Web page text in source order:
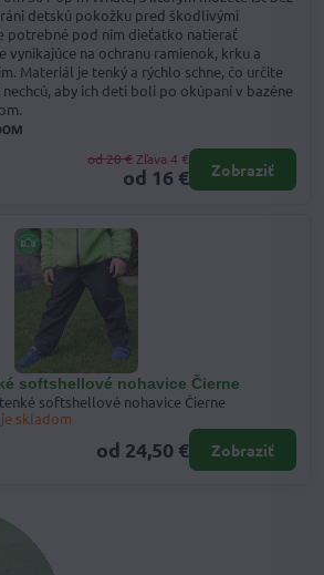
detskú pokožku pred škodlivými
potrebné pod ním dieťatko natierať
vynikajúce na ochranu ramienok, krku a
Materiál je tenký a rýchlo schne, čo určite
aby ich deti boli po okúpaní v bazéne
od 16 €
od 20 € Zľava 4 €
Zobraziť
softshellové nohavice Čierne
softshellové nohavice Čierne
skladom
od 24,50 € Zobraziť